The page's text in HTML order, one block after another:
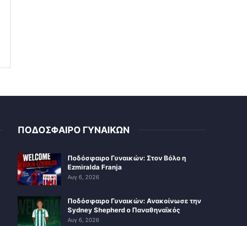
ΠΟΔΟΣΦΑΙΡΟ ΓΥΝΑΙΚΩΝ
Ποδόσφαιρο Γυναικών: Στον Βόλο η
Ezmiralda Franja
Αυγ 6, 2026
Ποδόσφαιρο Γυναικών: Ανακοίνωσε την
Sydney Shepherd ο Παναθηναϊκός
Αυγ 6, 2026